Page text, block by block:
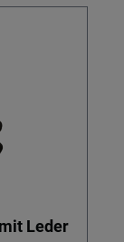
Leder